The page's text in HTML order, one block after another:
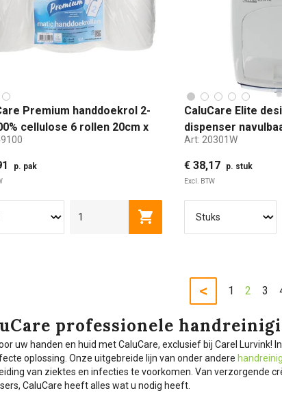
Premium handdoekrol 2-
cellulose 6 rollen 20cm x
p. pak
Toevoegen aan winkelwagen
CaluCare Elite
dispenser
Art: 20301W
€ 38,17 p. stuk
Excl. BTW
< 1 2 3
professionele
uw handen en huid met CaluCare, exclusief bij Carel Lurvink!
oplossing. Onze uitgebreide lijn van onder andere
van ziektes en infecties te voorkomen. Van verzorgende
CaluCare heeft alles wat u nodig heeft.